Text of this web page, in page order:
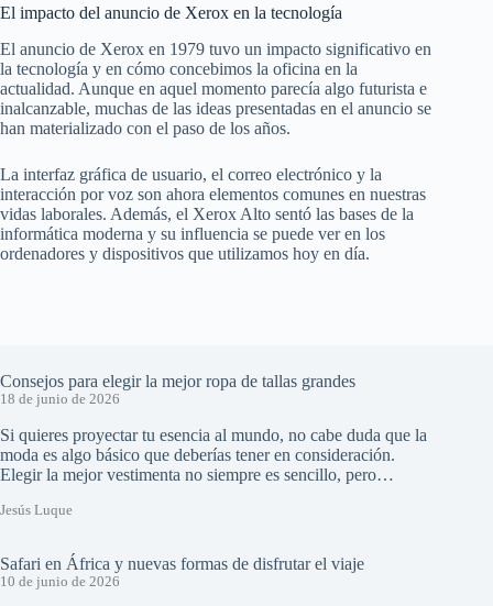
El impacto del anuncio de Xerox en la tecnología
El anuncio de Xerox en 1979 tuvo un impacto significativo en
la tecnología y en cómo concebimos la oficina en la
actualidad. Aunque en aquel momento parecía algo futurista e
inalcanzable, muchas de las ideas presentadas en el anuncio se
han materializado con el paso de los años.
La interfaz gráfica de usuario, el correo electrónico y la
interacción por voz son ahora elementos comunes en nuestras
vidas laborales. Además, el Xerox Alto sentó las bases de la
informática moderna y su influencia se puede ver en los
ordenadores y dispositivos que utilizamos hoy en día.
Consejos para elegir la mejor ropa de tallas grandes
18 de junio de 2026
Si quieres proyectar tu esencia al mundo, no cabe duda que la
moda es algo básico que deberías tener en consideración.
Elegir la mejor vestimenta no siempre es sencillo, pero…
Jesús Luque
Safari en África y nuevas formas de disfrutar el viaje
10 de junio de 2026